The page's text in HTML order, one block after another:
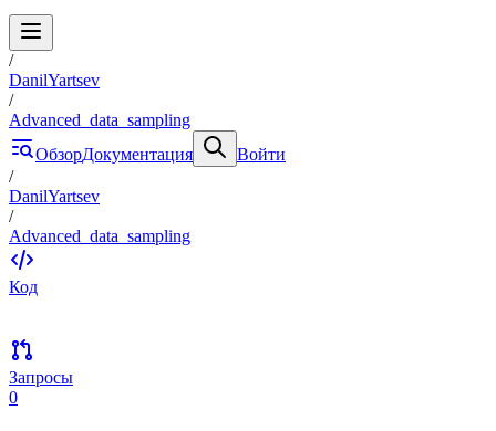
/
DanilYartsev
/
Advanced_data_sampling
ОбзорДокументация
Войти
/
DanilYartsev
/
Advanced_data_sampling
Код
Запросы
0